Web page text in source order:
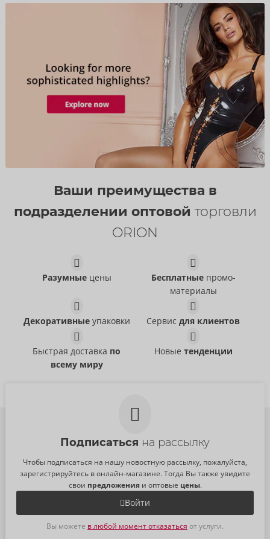
Ваши преимущества в
подразделении оптовой торговли
ORION
Разумныецены Бесплатныепромо-
материалы
Декоративныеупаковки Сервисдля клиентов
Быстрая доставка по
всему миру
Новые тенденции
Подписаться на рассылку
Чтобы подписаться на нашу новостную рассылку, пожалуйста,
зарегистрируйтесь в онлайн-магазине. Тогда Вы также увидите
свои предложенияи оптовые цены.
Войти
Вы можете в любой момент отказаться от услуги.